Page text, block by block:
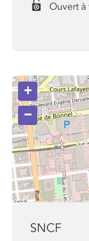
Ouvert à
+
−
SNCF